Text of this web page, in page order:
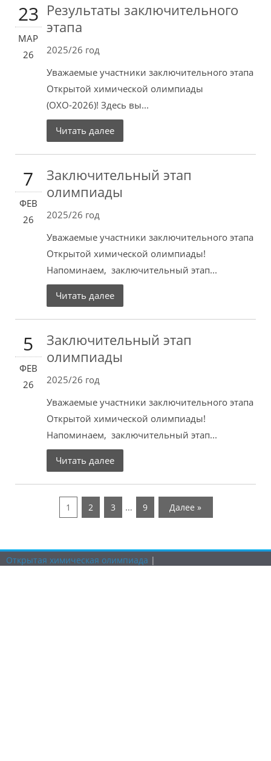
23
МАР
26
Результаты заключительного
этапа
2025/26 год
Уважаемые участники заключительного этапа
Открытой химической олимпиады
(ОХО-2026)! Здесь вы...
Читать далее
7
ФЕВ
26
Заключительный этап
олимпиады
2025/26 год
Уважаемые участники заключительного этапа
Открытой химической олимпиады!
Напоминаем, заключительный этап...
Читать далее
5
ФЕВ
26
Заключительный этап
олимпиады
2025/26 год
Уважаемые участники заключительного этапа
Открытой химической олимпиады!
Напоминаем, заключительный этап...
Читать далее
1 2 3 … 9 Далее »
Открытая химическая олимпиада |